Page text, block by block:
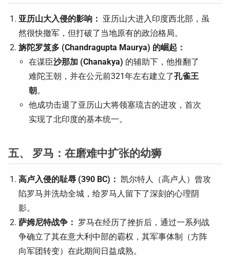
亚历山大入侵的影响： 亚历山大进入印度西北部，虽
然很快撤军，但打破了当地原有的政治格局。
旃陀罗笈多 (Chandragupta Maurya) 的崛起：
在谋臣沙那加 (Chanakya) 的辅助下，他推翻了
难陀王朝，并在公元前321年左右建立了孔雀王
朝。
他成功击退了亚历山大将领塞琉古的进攻，首次
实现了北印度的基本统一。
五、 罗马：在磨难中扩张的幼狮
高卢入侵的耻辱 (390 BC)： 凯尔特人（高卢人）曾攻
陷罗马并洗劫全城，给罗马人留下了深刻的心理阴
影。
萨姆尼特战争： 罗马在经历了挫折后，通过一系列战
争确立了其在意大利中部的霸权，其军事体制（方阵
向军团转变）在此期间日益成熟。